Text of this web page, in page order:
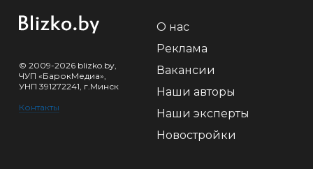
© 2009-2026 blizko.by,
ЧУП «БарокМедиа»,
УНП 391272241, г.Минск
Контакты
О нас
Реклама
Вакансии
Наши авторы
Наши эксперты
Новостройки